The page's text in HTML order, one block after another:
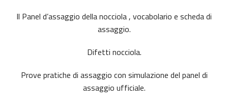
Il Panel d’assaggio della nocciola , vocabolario e scheda di
assaggio.
Difetti nocciola.
Prove pratiche di assaggio con simulazione del panel di
assaggio ufficiale.